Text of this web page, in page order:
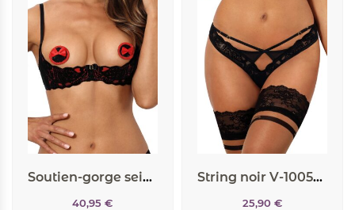
Soutien-gorge seins nus V-10041 – Axami
40,95 €
String noir V-10058 – Axami
25,90 €